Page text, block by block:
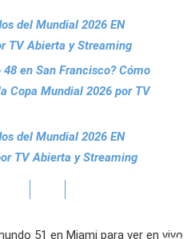
del Mundial 2026 EN
TV Abierta y Streaming
en San Francisco? Cómo
Copa Mundial 2026 por TV
del Mundial 2026 EN
TV Abierta y Streaming